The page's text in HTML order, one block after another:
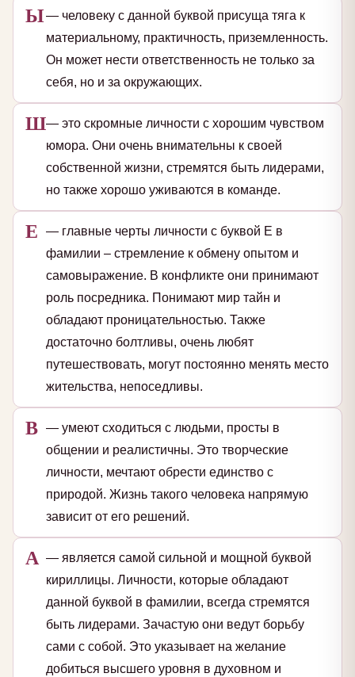
Ы— человеку с данной буквой присуща тяга к
материальному, практичность, приземленность.
Он может нести ответственность не только за
себя, но и за окружающих.
Ш— это скромные личности с хорошим чувством
юмора. Они очень внимательны к своей
собственной жизни, стремятся быть лидерами,
но также хорошо уживаются в команде.
Е
— главные черты личности с буквой Е в
фамилии – стремление к обмену опытом и
самовыражение. В конфликте они принимают
роль посредника. Понимают мир тайн и
обладают проницательностью. Также
достаточно болтливы, очень любят
путешествовать, могут постоянно менять место
жительства, непоседливы.
В — умеют сходиться с людьми, просты в
общении и реалистичны. Это творческие
личности, мечтают обрести единство с
природой. Жизнь такого человека напрямую
зависит от его решений.
А — является самой сильной и мощной буквой
кириллицы. Личности, которые обладают
данной буквой в фамилии, всегда стремятся
быть лидерами. Зачастую они ведут борьбу
сами с собой. Это указывает на желание
добиться высшего уровня в духовном и